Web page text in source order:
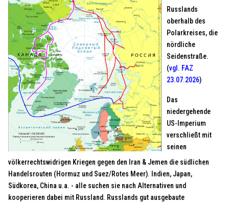
Russlands
oberhalb des
Polarkreises, die
nördliche
Seidenstraße.
(vgl. FAZ
23.07.2026)
Das
niedergehende
US-Imperium
verschließt mit
seinen
völkerrechtswidrigen Kriegen gegen den Iran & Jemen die südlichen
Handelsrouten (Hormuz und Suez/Rotes Meer). Indien, Japan,
Südkorea, China u.a. - alle suchen sie nach Alternativen und
kooperieren dabei mit Russland. Russlands gut ausgebaute